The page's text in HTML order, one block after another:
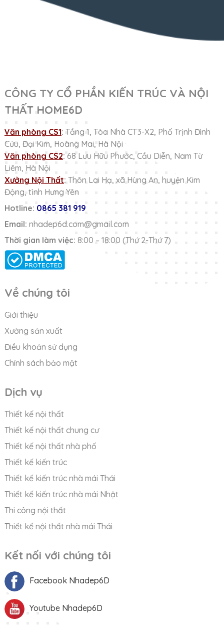
CÔNG TY CỔ PHẦN KIẾN TRÚC VÀ NỘI
THẤT HOME6D
Văn phòng CS1: Tầng 1, Tòa Nhà CT3-X2, Phố Trịnh Đình
Cửu, Đại Kim, Hoàng Mai, Hà Nội
Văn phòng CS2: 68 Lưu Hữu Phước, Cầu Diễn, Nam Từ
Liêm, Hà Nội
Xưởng Nội Thất: Thôn Lai Hạ, xã Hùng An, huyện Kim
Động, tỉnh Hưng Yên
Hotline: 0865 381 919
Email: nhadep6d.com@gmail.com
Thời gian làm việc: 8:00 – 18:00 (Thứ 2-Thứ 7)
Về chúng tôi
Giới thiệu
Xưởng sản xuất
Điều khoản sử dụng
Chính sách bảo mật
Dịch vụ
Thiết kế nội thất
Thiết kế nội thất chung cư
Thiết kế nội thất nhà phố
Thiết kế kiến trúc
Thiết kế kiến trúc nhà mái Thái
Thiết kế kiến trúc nhà mái Nhật
Thi công nội thất
Thiết kế nội thất nhà mái Thái
Kết nối với chúng tôi
Facebook Nhadep6D
Youtube Nhadep6D